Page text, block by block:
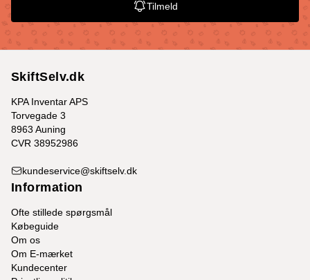
Tilmeld
SkiftSelv.dk
KPA Inventar APS
Torvegade 3
8963 Auning
CVR 38952986
kundeservice@skiftselv.dk
Information
Ofte stillede spørgsmål
Købeguide
Om os
Om E-mærket
Kundecenter